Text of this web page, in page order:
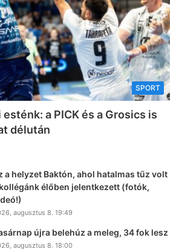
SPORT
esténk: a PICK és a Grosics is
délután
a helyzet Baktón, ahol hatalmas tűz volt
élőben jelentkezett (fotók,
augusztus 8. 19:49
újra belehúz a meleg, 34 fok lesz
augusztus 8. 18:00